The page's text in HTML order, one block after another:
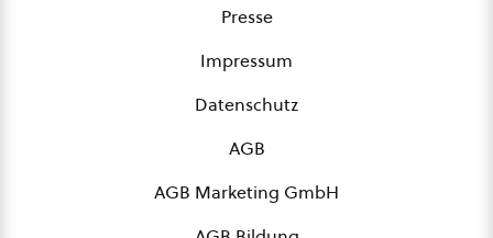
Presse
Impressum
Datenschutz
AGB
AGB Marketing GmbH